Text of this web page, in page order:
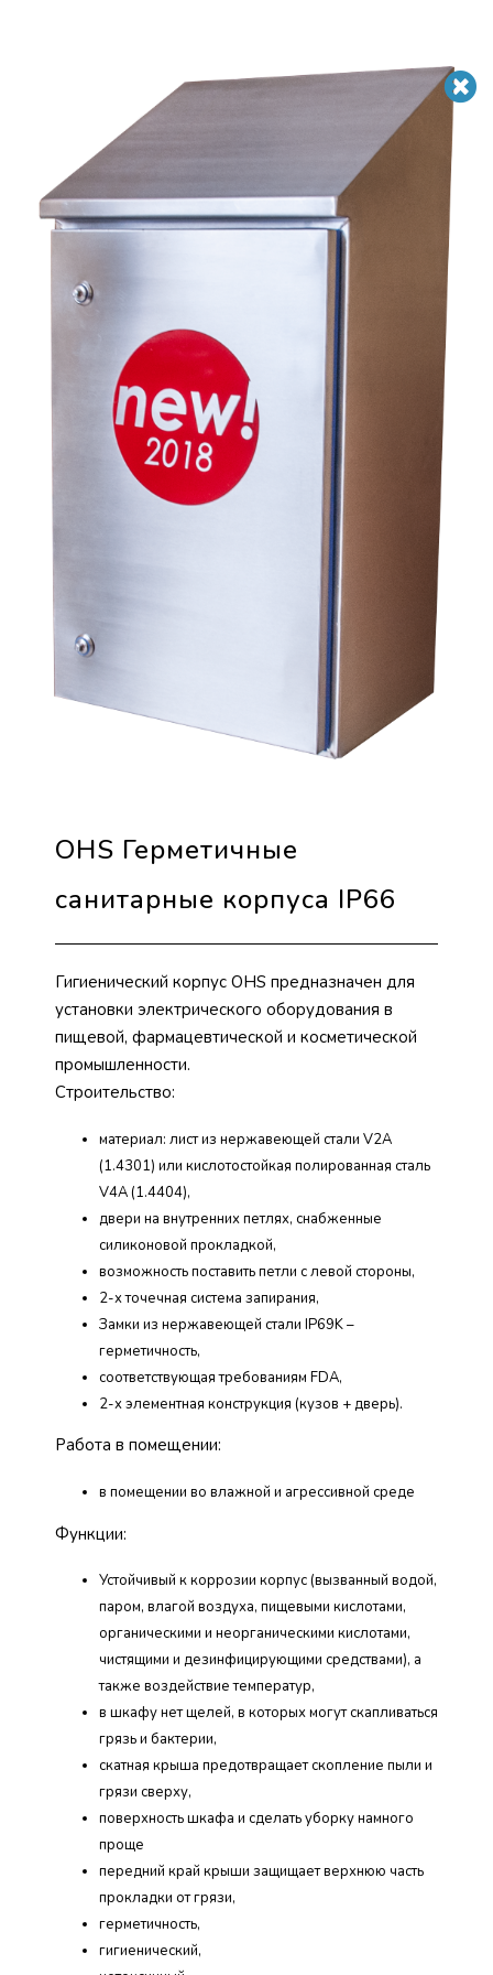
OHS Герметичные
санитарные корпуса IP66
Гигиенический корпус OHS предназначен для
установки электрического оборудования в
пищевой, фармацевтической и косметической
промышленности.
Строительство:
материал: лист из нержавеющей стали V2A
(1.4301) или кислотостойкая полированная сталь
V4A (1.4404),
двери на внутренних петлях, снабженные
силиконовой прокладкой,
возможность поставить петли с левой стороны,
2-х точечная система запирания,
Замки из нержавеющей стали IP69K –
герметичность,
соответствующая требованиям FDA,
2-х элементная конструкция (кузов + дверь).
Работа в помещении:
в помещении во влажной и агрессивной среде
Функции:
Устойчивый к коррозии корпус (вызванный водой,
паром, влагой воздуха, пищевыми кислотами,
органическими и неорганическими кислотами,
чистящими и дезинфицирующими средствами), а
также воздействие температур,
в шкафу нет щелей, в которых могут скапливаться
грязь и бактерии,
скатная крыша предотвращает скопление пыли и
грязи сверху,
поверхность шкафа и сделать уборку намного
проще
передний край крыши защищает верхнюю часть
прокладки от грязи,
герметичность,
гигиенический,